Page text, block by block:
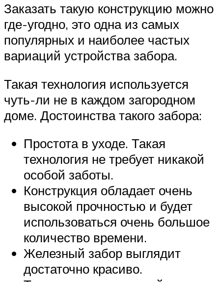
Заказать такую конструкцию можно
где-угодно, это одна из самых
популярных и наиболее частых
вариаций устройства забора.
Такая технология используется
чуть-ли не в каждом загородном
доме. Достоинства такого забора:
Простота в уходе. Такая
технология не требует никакой
особой заботы.
Конструкция обладает очень
высокой прочностью и будет
использоваться очень большое
количество времени.
Железный забор выглядит
достаточно красиво.